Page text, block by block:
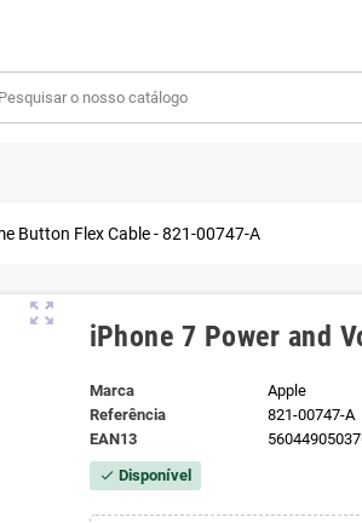
Button Flex Cable - 821-00747-A
zoom_out_map
iPhone 7 Power and
Marca
Apple
Referência
821-00747-A
EAN13
check Disponível